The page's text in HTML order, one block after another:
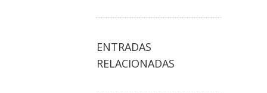
ENTRADAS
RELACIONADAS